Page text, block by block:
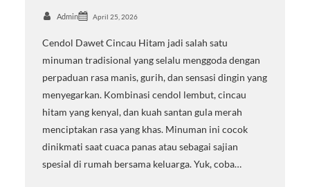
Admin April 25, 2026
Cendol Dawet Cincau Hitam jadi salah satu
minuman tradisional yang selalu menggoda dengan
perpaduan rasa manis, gurih, dan sensasi dingin yang
menyegarkan. Kombinasi cendol lembut, cincau
hitam yang kenyal, dan kuah santan gula merah
menciptakan rasa yang khas. Minuman ini cocok
dinikmati saat cuaca panas atau sebagai sajian
spesial di rumah bersama keluarga. Yuk, coba…